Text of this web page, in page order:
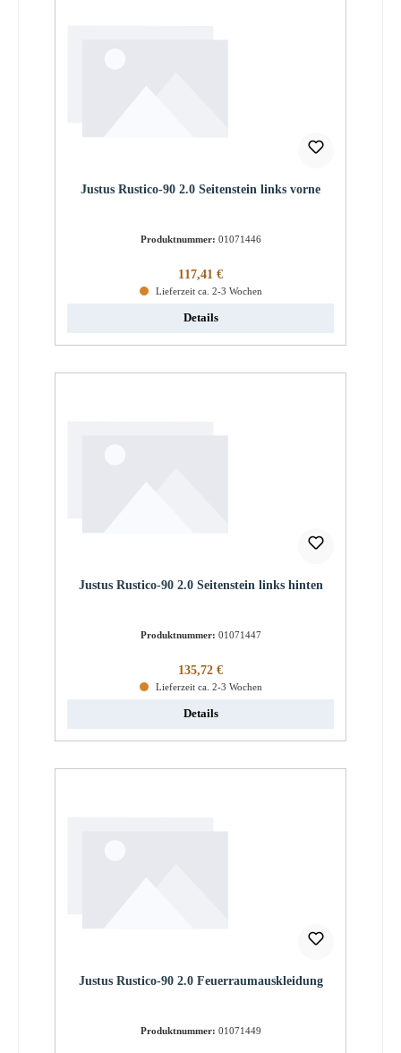
Justus Rustico-90 2.0 Seitenstein links vorne
Produktnummer: 01071446
Regulärer Preis:
117,41 €
Lieferzeit ca. 2-3 Wochen
Details
Justus Rustico-90 2.0 Seitenstein links hinten
Produktnummer: 01071447
Regulärer Preis:
135,72 €
Lieferzeit ca. 2-3 Wochen
Details
Justus Rustico-90 2.0 Feuerraumauskleidung
Produktnummer: 01071449